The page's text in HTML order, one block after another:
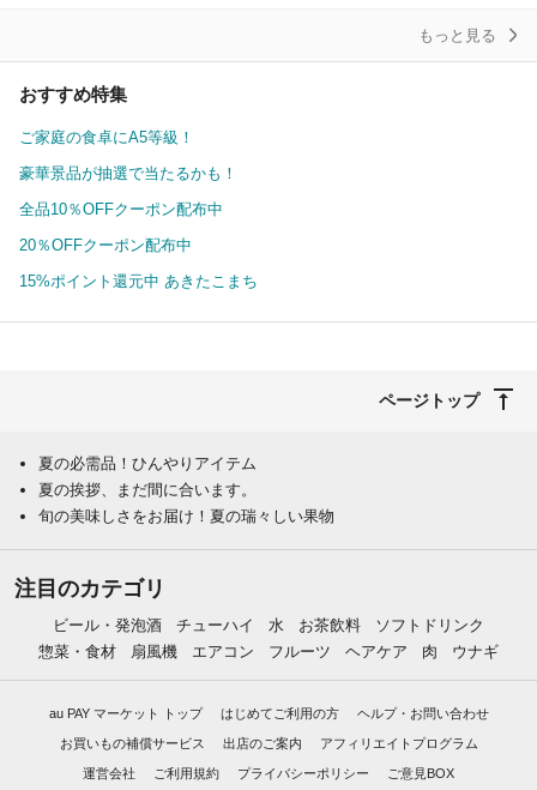
もっと見る
おすすめ特集
ご家庭の食卓にA5等級！
豪華景品が抽選で当たるかも！
全品10％OFFクーポン配布中
20％OFFクーポン配布中
15%ポイント還元中 あきたこまち
ページトップ
夏の必需品！ひんやりアイテム
夏の挨拶、まだ間に合います。
旬の美味しさをお届け！夏の瑞々しい果物
注目のカテゴリ
ビール・発泡酒 チューハイ 水 お茶飲料
ソフトドリンク
惣菜・食材
扇風機 エアコン フルーツ ヘアケア 肉 ウナギ
au PAY マーケット トップ はじめてご利用の方 ヘルプ・お問い合わせ
お買いもの補償サービス 出店のご案内 アフィリエイトプログラム
運営会社 ご利用規約 プライバシーポリシー ご意見BOX